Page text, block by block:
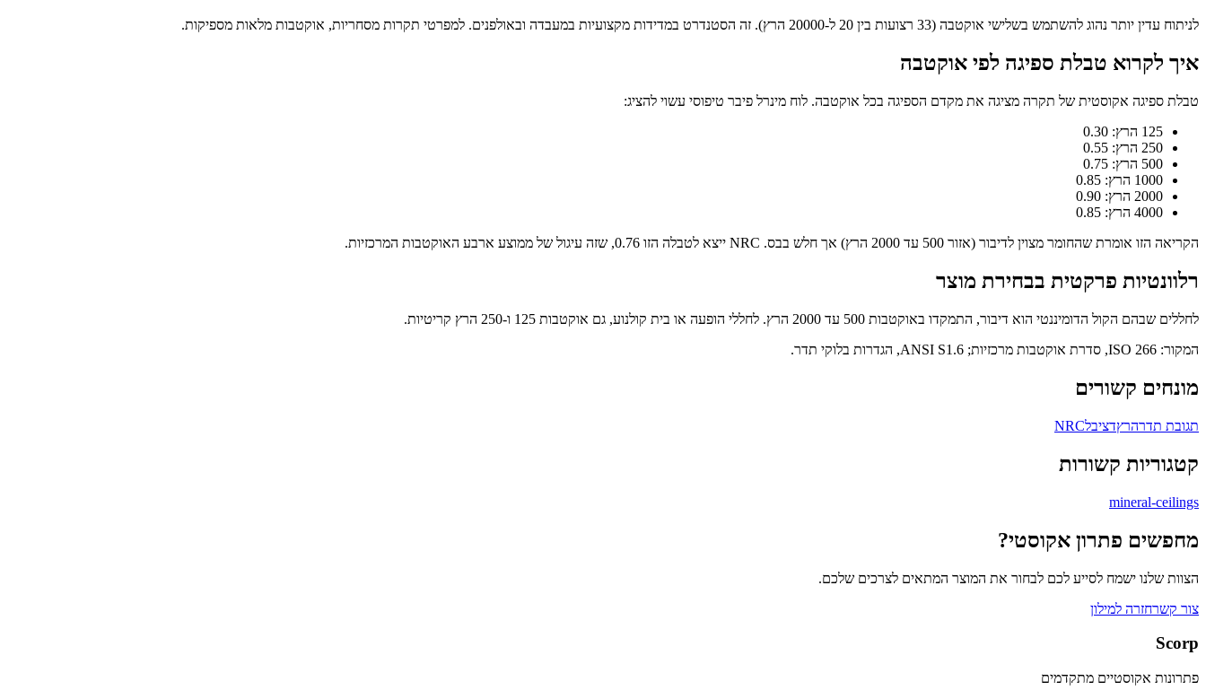
לניתוח עדין יותר נהוג להשתמש בשלישי אוקטבה (33 רצועות בין 20 ל-20000 הרץ). זה הסטנדרט במדידות מקצועיות במעבדה ובאולפנים. למפרטי תקרות מסחריות, אוקטבות מלאות מספיקות.
איך לקרוא טבלת ספיגה לפי אוקטבה
טבלת ספיגה אקוסטית של תקרה מציגה את מקדם הספיגה בכל אוקטבה. לוח מינרל פיבר טיפוסי עשוי להציג:
125 הרץ: 0.30
250 הרץ: 0.55
500 הרץ: 0.75
1000 הרץ: 0.85
2000 הרץ: 0.90
4000 הרץ: 0.85
הקריאה הזו אומרת שהחומר מצוין לדיבור (אזור 500 עד 2000 הרץ) אך חלש בבס. NRC ייצא לטבלה הזו 0.76, שזה עיגול של ממוצע ארבע האוקטבות המרכזיות.
רלוונטיות פרקטית בבחירת מוצר
לחללים שבהם הקול הדומיננטי הוא דיבור, התמקדו באוקטבות 500 עד 2000 הרץ. לחללי הופעה או בית קולנוע, גם אוקטבות 125 ו-250 הרץ קריטיות.
המקור: ISO 266, סדרת אוקטבות מרכזיות; ANSI S1.6, הגדרות בלוקי תדר.
מונחים קשורים
תגובת תדרהרץדציבלNRC
קטגוריות קשורות
mineral-ceilings
מחפשים פתרון אקוסטי?
הצוות שלנו ישמח לסייע לכם לבחור את המוצר המתאים לצרכים שלכם.
צור קשרחזרה למילון
Scorp
פתרונות אקוסטיים מתקדמים